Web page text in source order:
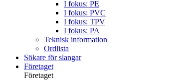
I fokus: PE
I fokus: PVC
I fokus: TPV
I fokus: PA
Teknisk information
Ordlista
Sökare för slangar
Företaget
Företaget